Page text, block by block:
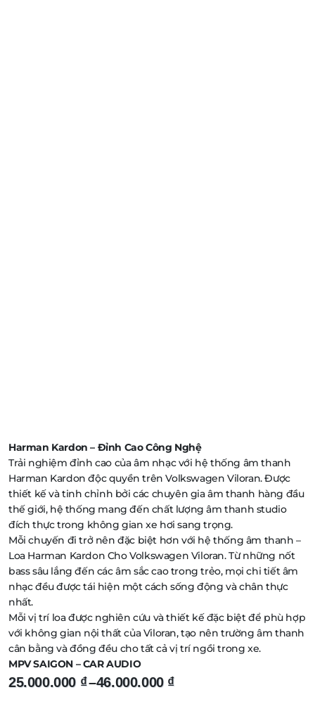
Harman Kardon – Đỉnh Cao Công Nghệ
Trải nghiệm đỉnh cao của âm nhạc với hệ thống âm thanh
Harman Kardon độc quyền trên Volkswagen Viloran. Được
thiết kế và tinh chỉnh bởi các chuyên gia âm thanh hàng đầu
thế giới, hệ thống mang đến chất lượng âm thanh studio
đích thực trong không gian xe hơi sang trọng.
Mỗi chuyến đi trở nên đặc biệt hơn với hệ thống âm thanh –
Loa Harman Kardon Cho Volkswagen Viloran. Từ những nốt
bass sâu lắng đến các âm sắc cao trong trẻo, mọi chi tiết âm
nhạc đều được tái hiện một cách sống động và chân thực
nhất.
Mỗi vị trí loa được nghiên cứu và thiết kế đặc biệt để phù hợp
với không gian nội thất của Viloran, tạo nên trường âm thanh
cân bằng và đồng đều cho tất cả vị trí ngồi trong xe.
MPV SAIGON – CAR AUDIO
25.000.000 ₫–46.000.000 ₫
Khoảng